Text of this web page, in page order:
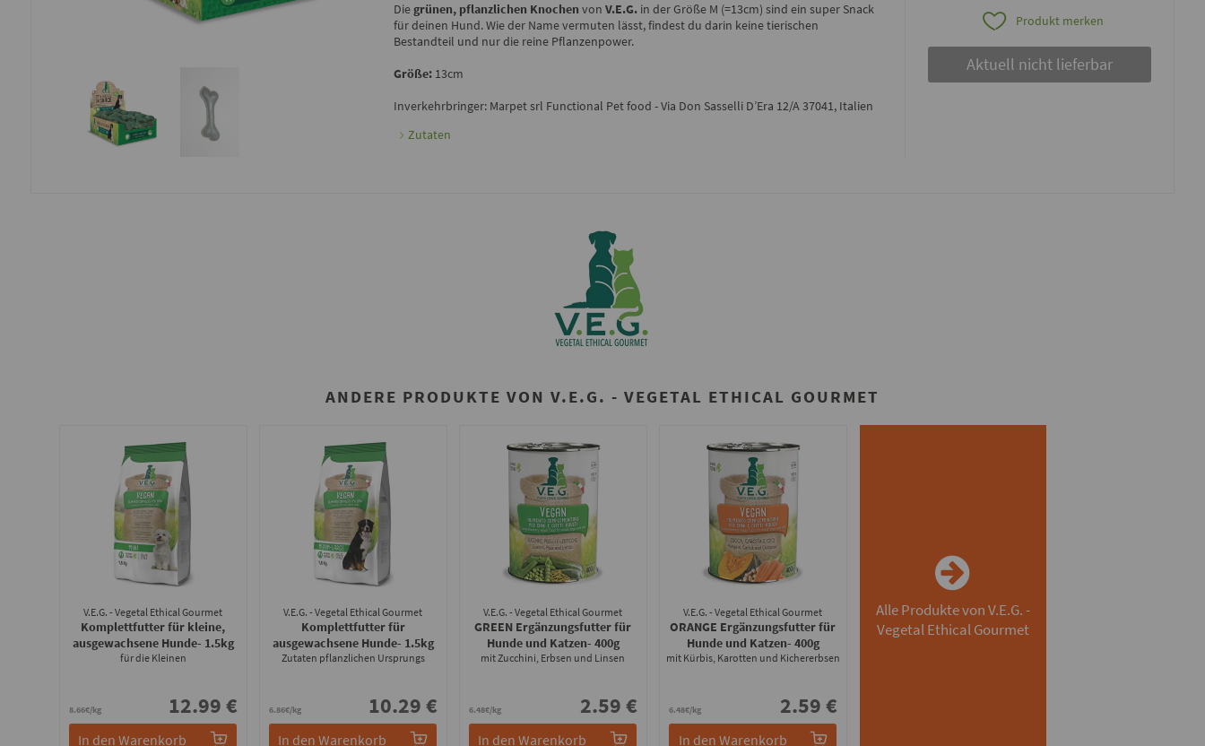
Diegrünen, pflanzlichen Knochen vonV.E.G. in der Größe M (=13cm) sind ein super Snack
für deinen Hund. Wie der Name vermuten lässt, findest du darin keine tierischen
Bestandteil und nur die reine Pflanzenpower.
Größe: 13cm
Inverkehrbringer: Marpet srl Functional Pet food - Via Don Sasselli D’Era 12/A 37041, Italien
Zutaten
Produkt merken
Aktuell nicht lieferbar
ANDERE PRODUKTE VON V.E.G. - VEGETAL ETHICAL GOURMET
V.E.G. - Vegetal Ethical Gourmet
Komplettfutter für kleine,
ausgewachsene Hunde- 1.5kg
für die Kleinen
8.66€/kg 12.99 €
In den Warenkorb
V.E.G. - Vegetal Ethical Gourmet
Komplettfutter für
ausgewachsene Hunde- 1.5kg
Zutaten pflanzlichen Ursprungs
6.86€/kg 10.29 €
In den Warenkorb
V.E.G. - Vegetal Ethical Gourmet
GREEN Ergänzungsfutter für
Hunde und Katzen- 400g
mit Zucchini, Erbsen und Linsen
6.48€/kg 2.59 €
In den Warenkorb
V.E.G. - Vegetal Ethical Gourmet
ORANGE Ergänzungsfutter für
Hunde und Katzen- 400g
mit Kürbis, Karotten und Kichererbsen
6.48€/kg 2.59 €
In den Warenkorb
Alle Produkte von V.E.G. -
Vegetal Ethical Gourmet